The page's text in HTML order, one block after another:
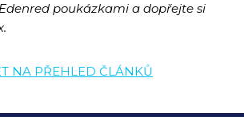
poukázkami a dopřejte si
NA PŘEHLED ČLÁNKŮ